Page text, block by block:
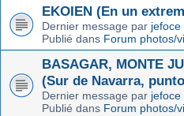
EKOIEN (En un
Dernier message par jefoce
Publié dans Forum photos/
BASAGAR, MONTE
(Sur de Navarra,
Dernier message par jefoce
Publié dans Forum photos/